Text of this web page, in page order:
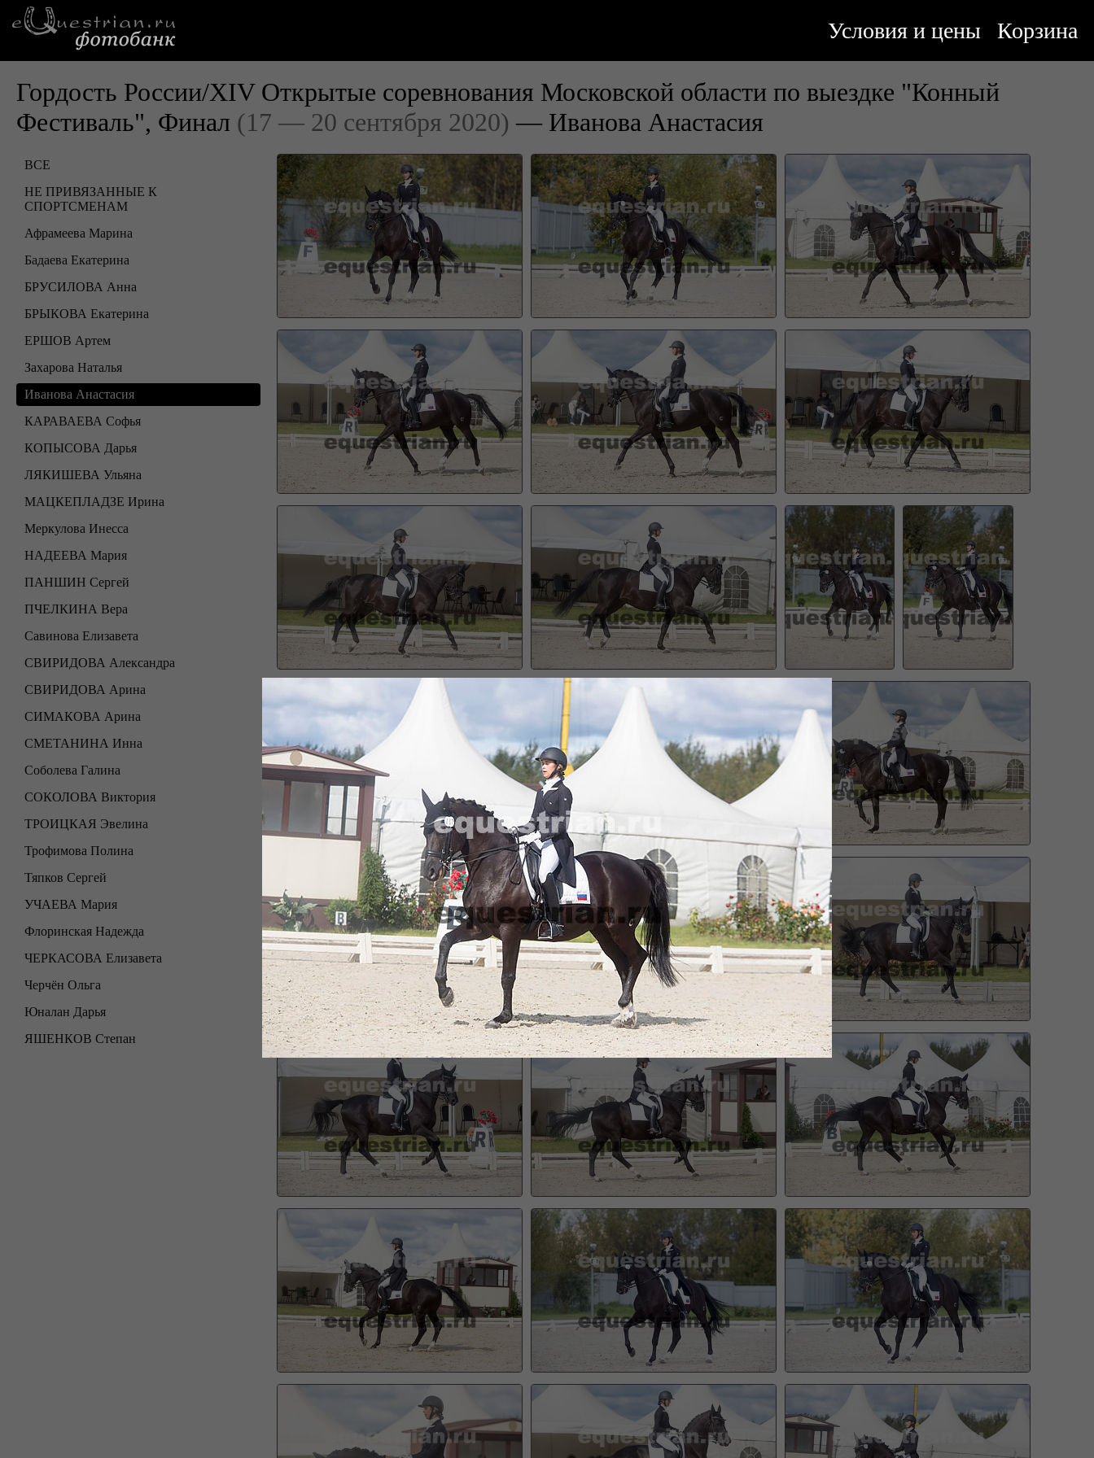
Корзина
Условия и цены
Гордость России/XIV Открытые соревнования Московской области по выездке "Конный
Фестиваль", Финал (17 — 20 сентября 2020) — Иванова Анастасия
ВСЕ
НЕ ПРИВЯЗАННЫЕ К
СПОРТСМЕНАМ
Афрамеева Марина
Бадаева Екатерина
БРУСИЛОВА Анна
БРЫКОВА Екатерина
ЕРШОВ Артем
Захарова Наталья
Иванова Анастасия
КАРАВАЕВА Софья
КОПЫСОВА Дарья
ЛЯКИШЕВА Ульяна
МАЦКЕПЛАДЗЕ Ирина
Меркулова Инесса
НАДЕЕВА Мария
ПАНШИН Сергей
ПЧЕЛКИНА Вера
Савинова Елизавета
СВИРИДОВА Александра
СВИРИДОВА Арина
СИМАКОВА Арина
СМЕТАНИНА Инна
Соболева Галина
СОКОЛОВА Виктория
ТРОИЦКАЯ Эвелина
Трофимова Полина
Тяпков Сергей
УЧАЕВА Мария
Флоринская Надежда
ЧЕРКАСОВА Елизавета
Черчён Ольга
Юналан Дарья
ЯШЕНКОВ Степан